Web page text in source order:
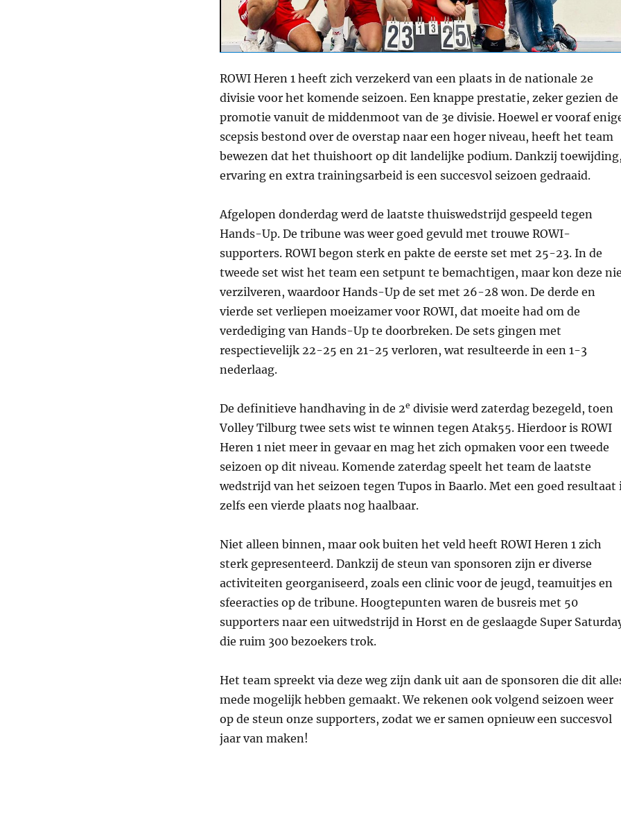
ROWI Heren 1 heeft zich verzekerd van een plaats in de nationale 2e
divisie voor het komende seizoen. Een knappe prestatie, zeker gezien de
promotie vanuit de middenmoot van de 3e divisie. Hoewel er vooraf
scepsis bestond over de overstap naar een hoger niveau, heeft het team
bewezen dat het thuishoort op dit landelijke podium. Dankzij
ervaring en extra trainingsarbeid is een succesvol seizoen gedraaid.
Afgelopen donderdag werd de laatste thuiswedstrijd gespeeld tegen
Hands-Up. De tribune was weer goed gevuld met trouwe ROWI-
supporters. ROWI begon sterk en pakte de eerste set met 25-23. In de
tweede set wist het team een setpunt te bemachtigen, maar kon deze
verzilveren, waardoor Hands-Up de set met 26-28 won. De derde en
vierde set verliepen moeizamer voor ROWI, dat moeite had om de
verdediging van Hands-Up te doorbreken. De sets gingen met
respectievelijk 22-25 en 21-25 verloren, wat resulteerde in een 1-3
nederlaag.
De definitieve handhaving in de 2e divisie werd zaterdag bezegeld, toen
Volley Tilburg twee sets wist te winnen tegen Atak55. Hierdoor is ROWI
Heren 1 niet meer in gevaar en mag het zich opmaken voor een tweede
seizoen op dit niveau. Komende zaterdag speelt het team de laatste
wedstrijd van het seizoen tegen Tupos in Baarlo. Met een goed resultaat
zelfs een vierde plaats nog haalbaar.
Niet alleen binnen, maar ook buiten het veld heeft ROWI Heren 1 zich
sterk gepresenteerd. Dankzij de steun van sponsoren zijn er diverse
activiteiten georganiseerd, zoals een clinic voor de jeugd, teamuitjes en
sfeeracties op de tribune. Hoogtepunten waren de busreis met 50
supporters naar een uitwedstrijd in Horst en de geslaagde Super
die ruim 300 bezoekers trok.
Het team spreekt via deze weg zijn dank uit aan de sponsoren die dit
mede mogelijk hebben gemaakt. We rekenen ook volgend seizoen weer
op de steun onze supporters, zodat we er samen opnieuw een succesvol
jaar van maken!